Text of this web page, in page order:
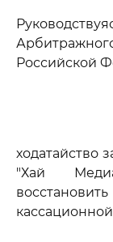
Российской
ходатайство
"Хай